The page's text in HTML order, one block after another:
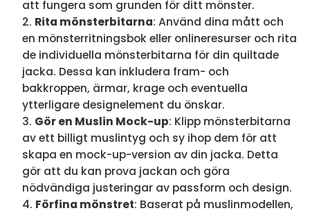
att fungera som grunden för ditt mönster.
Rita mönsterbitarna: Använd dina mått och
en mönsterritningsbok eller onlineresurser och rita
de individuella mönsterbitarna för din quiltade
jacka. Dessa kan inkludera fram- och
bakkroppen, ärmar, krage och eventuella
ytterligare designelement du önskar.
Gör en Muslin Mock-up: Klipp mönsterbitarna
av ett billigt muslintyg och sy ihop dem för att
skapa en mock-up-version av din jacka. Detta
gör att du kan prova jackan och göra
nödvändiga justeringar av passform och design.
Förfina mönstret: Baserat på muslinmodellen,